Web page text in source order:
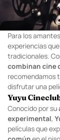
Para los
experiencias
tradicionales.
combinan cine
recomendamos
disfrutar una
Yuyu
Conocido por su
experimental,
películas que